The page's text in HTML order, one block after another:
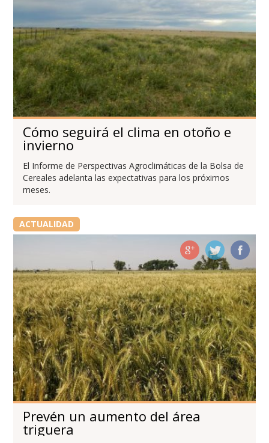
Cómo seguirá el clima en otoño e
invierno
El Informe de Perspectivas Agroclimáticas de la Bolsa de
Cereales adelanta las expectativas para los próximos
meses.
ACTUALIDAD
Prevén un aumento del área
triguera